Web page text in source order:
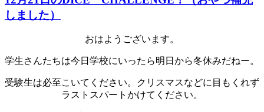
しました）
おはようございます。
学生さんたちは今日学校にいったら明日から冬休みだねー。
受験生は必至こいてください。クリスマスなどに目もくれず
ラストスパートかけてください。